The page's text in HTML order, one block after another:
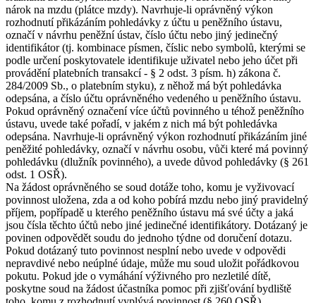
nárok na mzdu (plátce mzdy). Navrhuje-li oprávněný výkon
rozhodnutí přikázáním pohledávky z účtu u peněžního ústavu,
označí v návrhu peněžní ústav, číslo účtu nebo jiný jedinečný
identifikátor (tj. kombinace písmen, číslic nebo symbolů, kterými se
podle určení poskytovatele identifikuje uživatel nebo jeho účet při
provádění platebních transakcí - § 2 odst. 3 písm. h) zákona č.
284/2009 Sb., o platebním styku), z něhož má být pohledávka
odepsána, a číslo účtu oprávněného vedeného u peněžního ústavu.
Pokud oprávněný označení více účtů povinného u téhož peněžního
ústavu, uvede také pořadí, v jakém z nich má být pohledávka
odepsána. Navrhuje-li oprávněný výkon rozhodnutí přikázáním jiné
peněžité pohledávky, označí v návrhu osobu, vůči které má povinný
pohledávku (dlužník povinného), a uvede důvod pohledávky (§ 261
odst. 1 OSŘ).
Na žádost oprávněného se soud dotáže toho, komu je vyživovací
povinnost uložena, zda a od koho pobírá mzdu nebo jiný pravidelný
příjem, popřípadě u kterého peněžního ústavu má své účty a jaká
jsou čísla těchto účtů nebo jiné jedinečné identifikátory. Dotázaný je
povinen odpovědět soudu do jednoho týdne od doručení dotazu.
Pokud dotázaný tuto povinnost nesplní nebo uvede v odpovědi
nepravdivé nebo neúplné údaje, může mu soud uložit pořádkovou
pokutu. Pokud jde o vymáhání výživného pro nezletilé dítě,
poskytne soud na žádost účastníka pomoc při zjišťování bydliště